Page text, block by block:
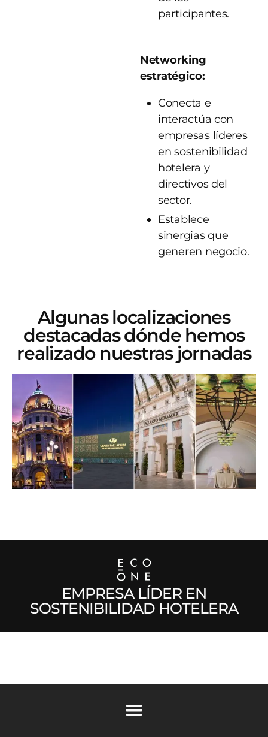
participantes.
Networking
estratégico:
Conecta e
interactúa con
empresas líderes
en sostenibilidad
hotelera y
directivos del
sector.
Establece
sinergias que
generen negocio.
Algunas localizaciones
destacadas dónde hemos
realizado nuestras jornadas
EMPRESA LÍDER EN
SOSTENIBILIDAD HOTELERA